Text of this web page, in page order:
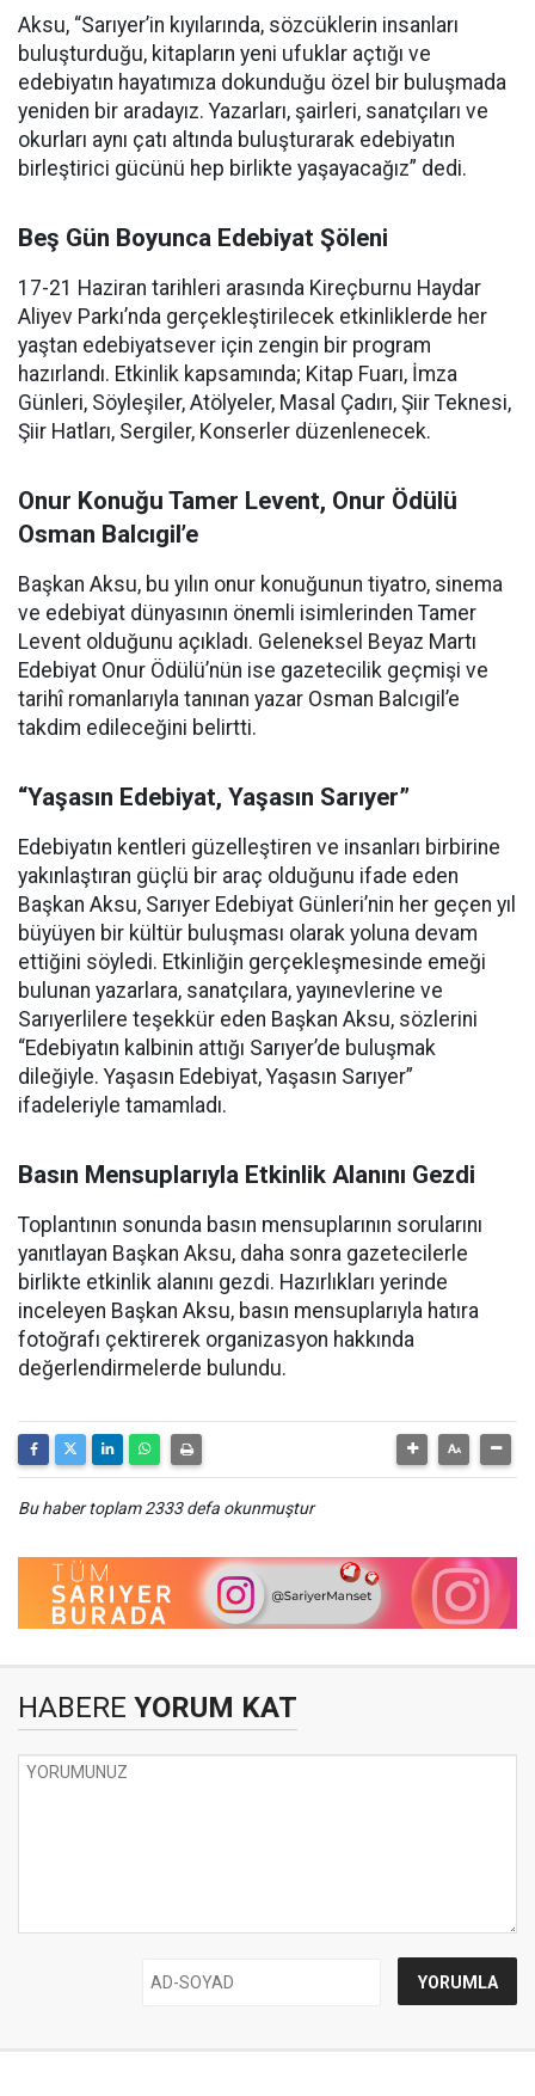
Aksu, “Sarıyer’in kıyılarında, sözcüklerin insanları
buluşturduğu, kitapların yeni ufuklar açtığı ve
edebiyatın hayatımıza dokunduğu özel bir buluşmada
yeniden bir aradayız. Yazarları, şairleri, sanatçıları ve
okurları aynı çatı altında buluşturarak edebiyatın
birleştirici gücünü hep birlikte yaşayacağız” dedi.
Beş Gün Boyunca Edebiyat Şöleni
17-21 Haziran tarihleri arasında Kireçburnu Haydar
Aliyev Parkı’nda gerçekleştirilecek etkinliklerde her
yaştan edebiyatsever için zengin bir program
hazırlandı. Etkinlik kapsamında; Kitap Fuarı, İmza
Günleri, Söyleşiler, Atölyeler, Masal Çadırı, Şiir Teknesi,
Şiir Hatları, Sergiler, Konserler düzenlenecek.
Onur Konuğu Tamer Levent, Onur Ödülü
Osman Balcıgil’e
Başkan Aksu, bu yılın onur konuğunun tiyatro, sinema
ve edebiyat dünyasının önemli isimlerinden Tamer
Levent olduğunu açıkladı. Geleneksel Beyaz Martı
Edebiyat Onur Ödülü’nün ise gazetecilik geçmişi ve
tarihî romanlarıyla tanınan yazar Osman Balcıgil’e
takdim edileceğini belirtti.
“Yaşasın Edebiyat, Yaşasın Sarıyer”
Edebiyatın kentleri güzelleştiren ve insanları birbirine
yakınlaştıran güçlü bir araç olduğunu ifade eden
Başkan Aksu, Sarıyer Edebiyat Günleri’nin her geçen yıl
büyüyen bir kültür buluşması olarak yoluna devam
ettiğini söyledi. Etkinliğin gerçekleşmesinde emeği
bulunan yazarlara, sanatçılara, yayınevlerine ve
Sarıyerlilere teşekkür eden Başkan Aksu, sözlerini
“Edebiyatın kalbinin attığı Sarıyer’de buluşmak
dileğiyle. Yaşasın Edebiyat, Yaşasın Sarıyer”
ifadeleriyle tamamladı.
Basın Mensuplarıyla Etkinlik Alanını Gezdi
Toplantının sonunda basın mensuplarının sorularını
yanıtlayan Başkan Aksu, daha sonra gazetecilerle
birlikte etkinlik alanını gezdi. Hazırlıkları yerinde
inceleyen Başkan Aksu, basın mensuplarıyla hatıra
fotoğrafı çektirerek organizasyon hakkında
değerlendirmelerde bulundu.
Bu haber toplam 2333 defa okunmuştur
HABERE YORUM KAT